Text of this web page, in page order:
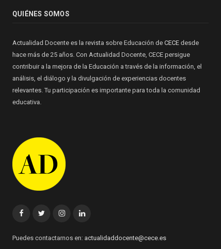
QUIÉNES SOMOS
Actualidad Docente es la revista sobre Educación de CECE desde
hace más de 25 años. Con Actualidad Docente, CECE persigue
contribuir a la mejora de la Educación a través de la información, el
análisis, el diálogo y la divulgación de experiencias docentes
relevantes. Tu participación es importante para toda la comunidad
educativa.
FacebookTwitterInstagramLinkedin
Puedes contactarnos en: actualidaddocente@cece.es